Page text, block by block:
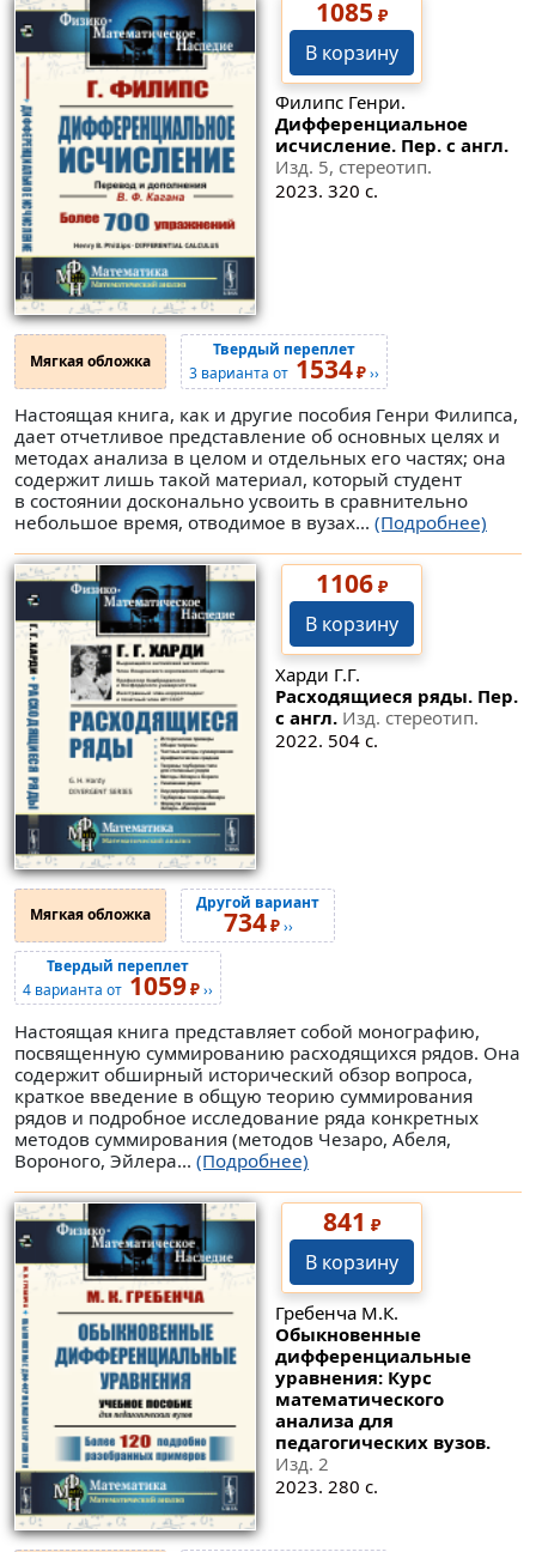
1085 ₽
В корзину
Филипс Генри.
Дифференциальное
исчисление. Пер. с англ.
Изд. 5, стереотип.
2023. 320 с.
Мягкая обложка
Твердый переплет
3 варианта от 1534₽››
Настоящая книга, как и другие пособия Генри Филипса,
дает отчетливое представление об основных целях и
методах анализа в целом и отдельных его частях; она
содержит лишь такой материал, который студент
в состоянии досконально усвоить в сравнительно
небольшое время, отводимое в вузах... (Подробнее)
1106₽
В корзину
Харди Г.Г.
Расходящиеся ряды. Пер.
с англ. Изд. стереотип.
2022. 504 с.
Мягкая обложка
Другой вариант
734₽››
Твердый переплет
4 варианта от 1059₽››
Настоящая книга представляет собой монографию,
посвященную суммированию расходящихся рядов. Она
содержит обширный исторический обзор вопроса,
краткое введение в общую теорию суммирования
рядов и подробное исследование ряда конкретных
методов суммирования (методов Чезаро, Абеля,
Вороного, Эйлера... (Подробнее)
841 ₽
В корзину
Гребенча М.К.
Обыкновенные
дифференциальные
уравнения: Курс
математического
анализа для
педагогических вузов.
Изд. 2
2023. 280 с.